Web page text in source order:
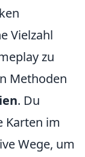
Vielzahl
zu
Methoden
. Du
Karten im
Wege, um